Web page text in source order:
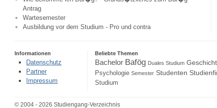
Antrag
Wartesemester
Ausbildung vor dem Studium - Pro und contra
Informationen
Datenschutz
Partner
Impressum
Beliebte Themen
Bachelor Bafög Duales Studium
Psychologie Semester Studenten
Studium
© 2004 - 2026 Studiengang-Verzeichnis